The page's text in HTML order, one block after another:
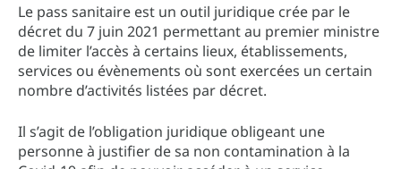
Le pass sanitaire est un outil juridique crée par le
décret du 7 juin 2021 permettant au premier ministre
de limiter l’accès à certains lieux, établissements,
services ou évènements où sont exercées un certain
nombre d’activités listées par décret.
Il s’agit de l’obligation juridique obligeant une
personne à justifier de sa non contamination à la